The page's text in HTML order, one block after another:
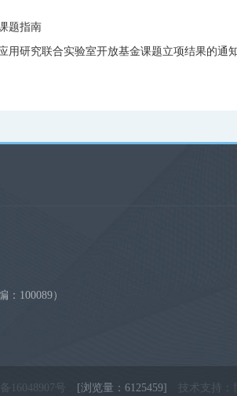
题指南
用研究联合实验室开放基金课题立项结果的通
100089）
备16048907号 [浏览量：6125459] 技术支持